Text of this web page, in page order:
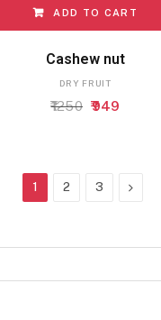
ADD TO CART
Cashew nut
DRY FRUIT
1250 Original
949
1 2 3 Next